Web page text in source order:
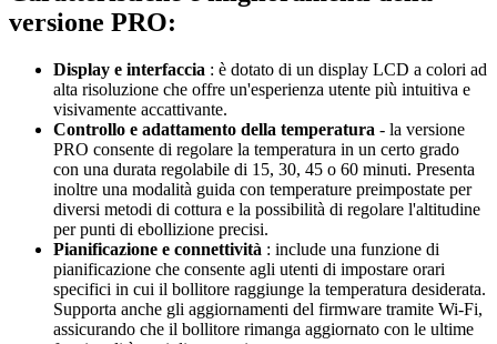
versione PRO:
Display e interfaccia : è dotato di un display LCD a colori ad
alta risoluzione che offre un'esperienza utente più intuitiva e
visivamente accattivante.
Controllo e adattamento della temperatura - la versione
PRO consente di regolare la temperatura in un certo grado
con una durata regolabile di 15, 30, 45 o 60 minuti. Presenta
inoltre una modalità guida con temperature preimpostate per
diversi metodi di cottura e la possibilità di regolare l'altitudine
per punti di ebollizione precisi.
Pianificazione e connettività : include una funzione di
pianificazione che consente agli utenti di impostare orari
specifici in cui il bollitore raggiunge la temperatura desiderata.
Supporta anche gli aggiornamenti del firmware tramite Wi-Fi,
assicurando che il bollitore rimanga aggiornato con le ultime